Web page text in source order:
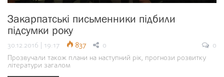
Закарпатські письменники підбили
підсумки року
30.12.2016 | 19:17 837 0
0
Прозвучали також плани на наступний рік, прогнози розвитку
літератури загалом